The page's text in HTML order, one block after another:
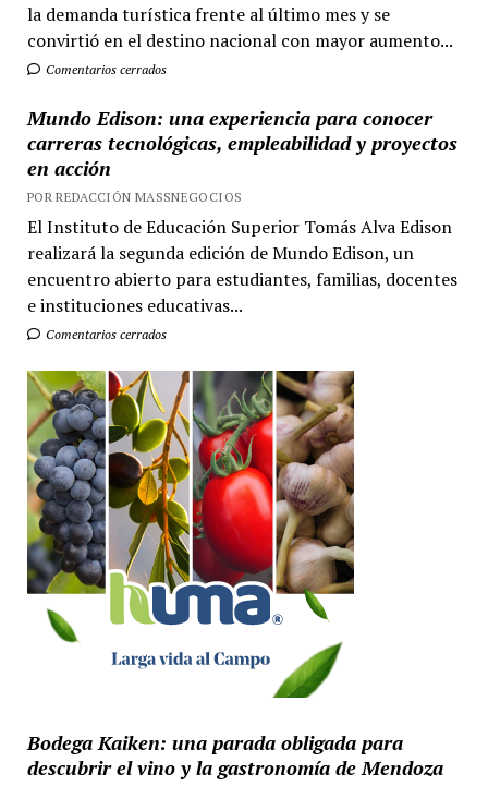
la demanda turística frente al último mes y se
convirtió en el destino nacional con mayor aumento...
Comentarios cerrados
Mundo Edison: una experiencia para conocer
carreras tecnológicas, empleabilidad y proyectos
en acción
POR REDACCIÓN MASSNEGOCIOS
El Instituto de Educación Superior Tomás Alva Edison
realizará la segunda edición de Mundo Edison, un
encuentro abierto para estudiantes, familias, docentes
e instituciones educativas...
Comentarios cerrados
Bodega Kaiken: una parada obligada para
descubrir el vino y la gastronomía de Mendoza